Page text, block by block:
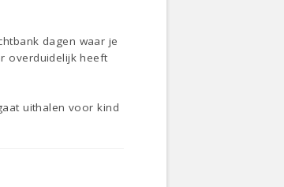
dagen waar je
overduidelijk heeft
uithalen voor kind